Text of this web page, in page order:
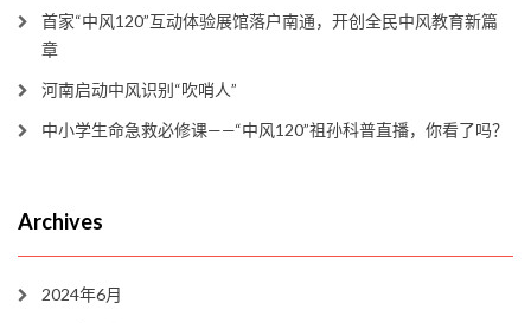
首家“中风120”互动体验展馆落户南通，开创全民中风教育新篇
章
河南启动中风识别“吹哨人”
中小学生命急救必修课——“中风120”祖孙科普直播，你看了吗？
Archives
2024年6月